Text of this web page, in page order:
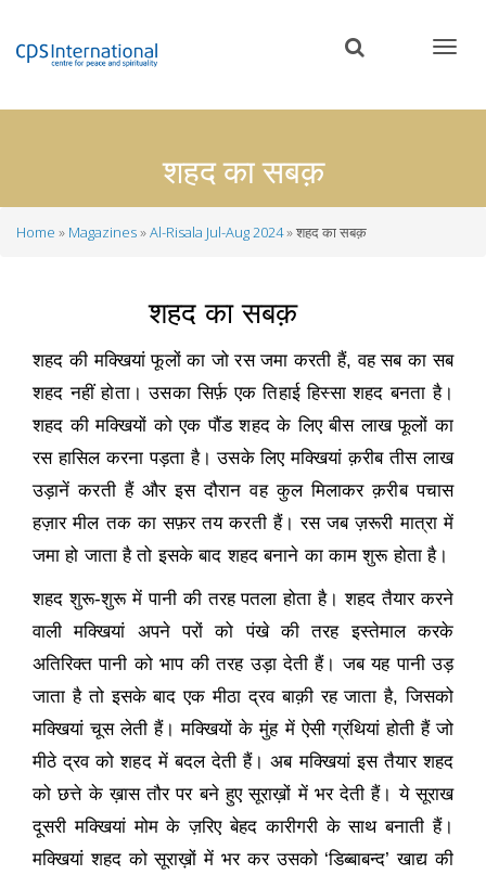
content
शहद का सबक़
Home Magazines Al-Risala Jul-Aug 2024 शहद का सबक़
शहद का सबक़
शहद की मक्खियां फूलों का जो रस जमा करती हैं,वह सब का सब
शहद नहीं होता। उसका सिर्फ़ एक तिहाई हिस्सा शहद बनता है।
शहद की मक्खियों को एक पौंड शहद के लिए बीस लाख फूलों का
रस हासिल करना पड़ता है। उसके लिए मक्खियां क़रीब तीस लाख
उड़ानें करती हैं और इस दौरान वह कुल मिलाकर क़रीब पचास
हज़ार मील तक का सफ़र तय करती हैं। रस जब ज़रूरी मात्रा में
जमा हो जाता है तो इसके बाद शहद बनाने का काम शुरू होता है।
शहद शुरू-शुरू में पानी की तरह पतला होता है। शहद तैयार करने
वाली मक्खियां अपने परों को पंखे की तरह इस्तेमाल करके
अतिरिक्त पानी को भाप की तरह उड़ा देती हैं। जब यह पानी उड़
जाता है तो इसके बाद एक मीठा द्रव बाक़ी रह जाता है,जिसको
मक्खियां चूस लेती हैं। मक्खियों के मुंह में ऐसी ग्रंथियां होती हैं जो
मीठे द्रव को शहद में बदल देती हैं। अब मक्खियां इस तैयार शहद
को छत्ते के ख़ास तौर पर बने हुए सूराख़ों में भर देती हैं। ये सूराख
दूसरी मक्खियां मोम के ज़रिए बेहद कारीगरी के साथ बनाती हैं।
मक्खियां शहद को सूराख़ों में भर कर उसको ‘डिब्बाबन्द’खाद्य की